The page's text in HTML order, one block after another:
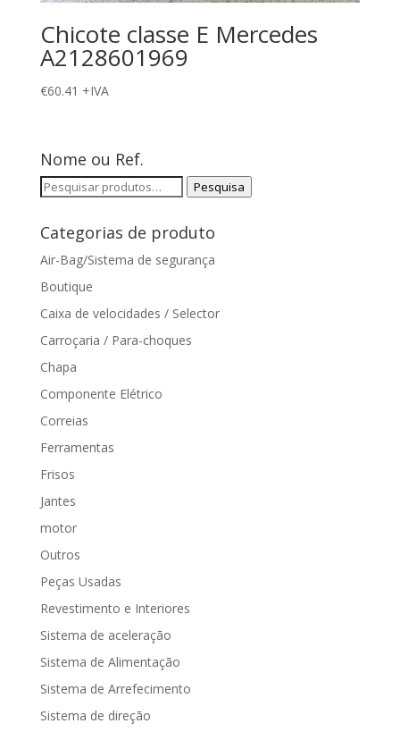
Chicote classe E Mercedes
A2128601969
€60.41 +IVA
Nome ou Ref.
Pesquisar
Pesquisa
Categorias de produto
Air-Bag/Sistema de segurança
Boutique
Caixa de velocidades / Selector
Carroçaria / Para-choques
Chapa
Componente Elétrico
Correias
Ferramentas
Frisos
Jantes
motor
Outros
Peças Usadas
Revestimento e Interiores
Sistema de aceleração
Sistema de Alimentação
Sistema de Arrefecimento
Sistema de direção